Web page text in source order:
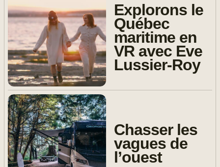
Explorons le
Québec
maritime en
VR avec Eve
Lussier-Roy
Chasser les
vagues de
l’ouest